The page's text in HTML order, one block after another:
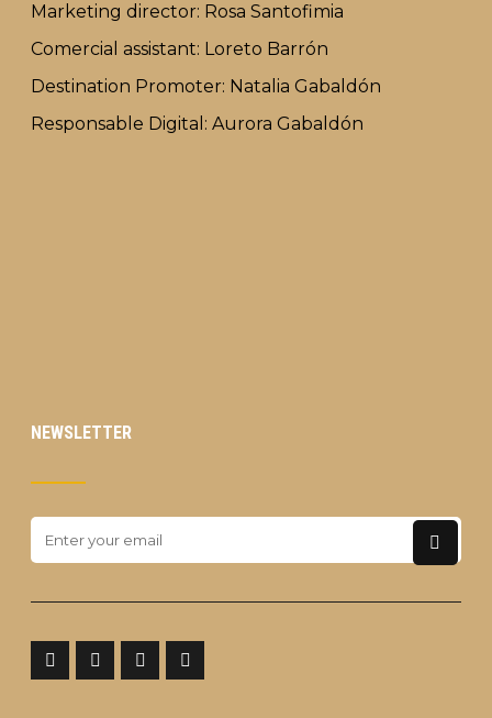
Marketing director: Rosa Santofimia
Comercial assistant: Loreto Barrón
Destination Promoter: Natalia Gabaldón
Responsable Digital: Aurora Gabaldón
NEWSLETTER